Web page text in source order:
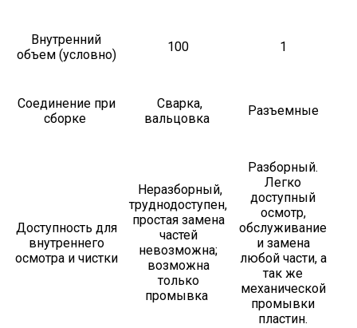
Внутренний
объем (условно)
100 1
Соединение при
сборке
Сварка,
вальцовка
Разъемные
Доступность для
внутреннего
осмотра и чистки
Неразборный,
труднодоступен,
простая замена
частей
невозможна;
возможна
только
промывка
Разборный.
Легко
доступный
осмотр,
обслуживание
и замена
любой части, а
так же
механической
промывки
пластин.